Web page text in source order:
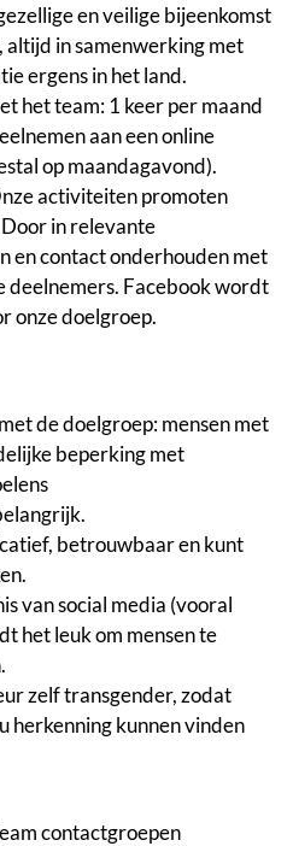
en veilige bijeenkomst
altijd in samenwerking met
ergens in het land.
het team: 1 keer per maand
aan een online
op maandagavond).
activiteiten promoten
in relevante
en contact onderhouden met
deelnemers. Facebook wordt
onze doelgroep.
de doelgroep: mensen met
beperking met
betrouwbaar en kunt
van social media (vooral
het leuk om mensen te
zelf transgender, zodat
herkenning kunnen vinden
contactgroepen